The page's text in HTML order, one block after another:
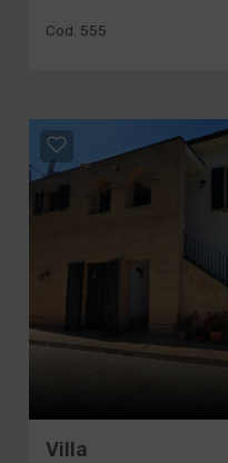
Cod. 555
Villa